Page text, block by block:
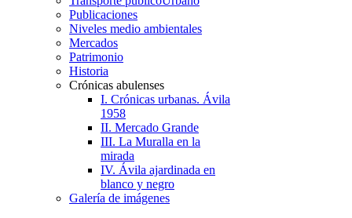
Publicaciones
Niveles medio ambientales
Mercados
Patrimonio
Historia
Crónicas abulenses
I. Crónicas urbanas. Ávila
1958
II. Mercado Grande
III. La Muralla en la
mirada
IV. Ávila ajardinada en
blanco y negro
Galería de imágenes